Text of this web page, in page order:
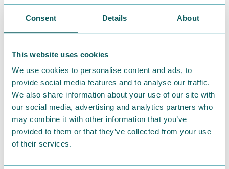
Consent Details About
This website uses cookies
We use cookies to personalise content and ads, to
provide social media features and to analyse our traffic.
We also share information about your use of our site with
our social media, advertising and analytics partners who
may combine it with other information that you’ve
provided to them or that they’ve collected from your use
of their services.